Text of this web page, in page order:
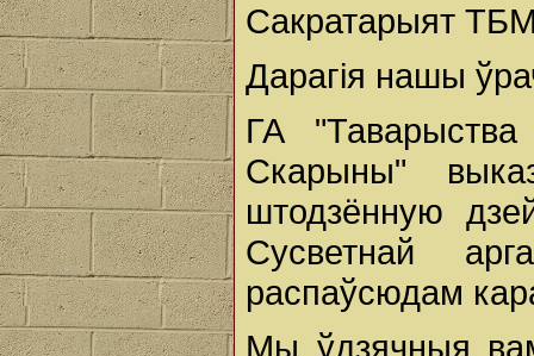
Сакратарыят
Дарагія нашы
ГА
Скарыны"
штодзённую
Сусветнай
распаўсюдам
Мы ўдзячныя